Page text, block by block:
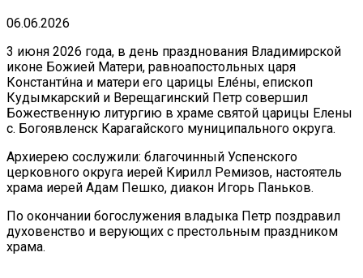
06.06.2026
3 июня 2026 года, в день празднования Владимирской
иконе Божией Матери, равноапостольных царя
Константи́на и матери его царицы Еле́ны, епископ
Кудымкарский и Верещагинский Петр совершил
Божественную литургию в храме святой царицы Елены
с. Богоявленск Карагайского муниципального округа.
Архиерею сослужили: благочинный Успенского
церковного округа иерей Кирилл Ремизов, настоятель
храма иерей Адам Пешко, диакон Игорь Паньков.
По окончании богослужения владыка Петр поздравил
духовенство и верующих с престольным праздником
храма.